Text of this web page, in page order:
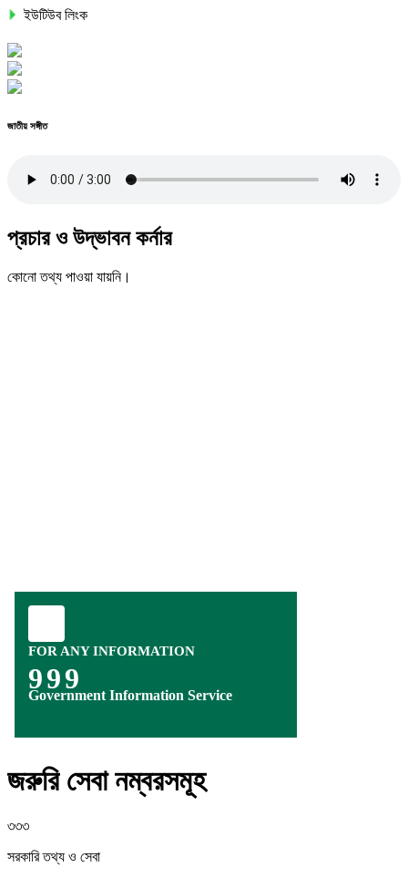
ইউটিউব লিংক
জাতীয় সঙ্গীত
প্রচার ও উদ্ভাবন কর্নার
কোনো তথ্য পাওয়া যায়নি।
FOR ANY INFORMATION
999
Government Information Service
জরুরি সেবা নম্বরসমূহ
৩৩৩
সরকারি তথ্য ও সেবা